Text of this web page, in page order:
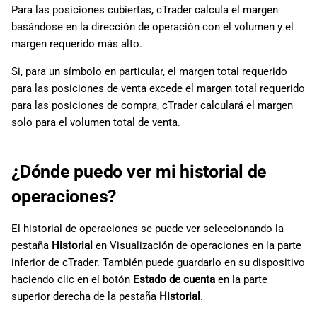
Para las posiciones cubiertas, cTrader calcula el margen
basándose en la dirección de operación con el volumen y el
margen requerido más alto.
Si, para un símbolo en particular, el margen total requerido
para las posiciones de venta excede el margen total requerido
para las posiciones de compra, cTrader calculará el margen
solo para el volumen total de venta.
¿Dónde puedo ver mi historial de
operaciones?
El historial de operaciones se puede ver seleccionando la
pestaña Historial en Visualización de operaciones en la parte
inferior de cTrader. También puede guardarlo en su dispositivo
haciendo clic en el botón Estado de cuenta en la parte
superior derecha de la pestaña Historial .